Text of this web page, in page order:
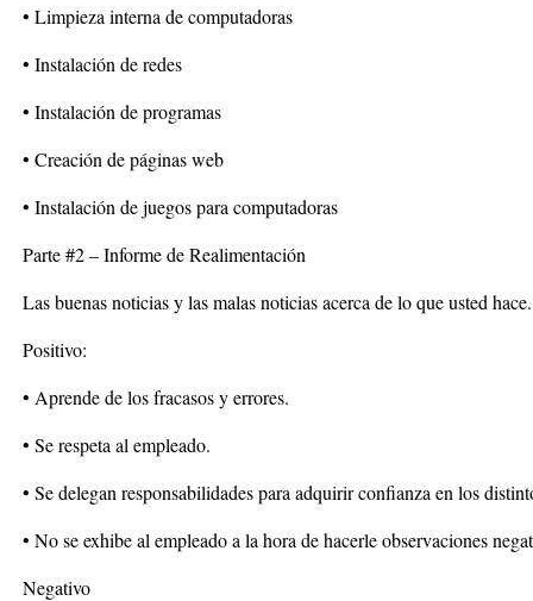
• Limpieza interna de computadoras
• Instalación de redes
• Instalación de programas
• Creación de páginas web
• Instalación de juegos para computadoras
Parte #2 – Informe de Realimentación
Las buenas noticias y las malas noticias acerca de lo que usted hace.
Positivo:
• Aprende de los fracasos y errores.
• Se respeta al empleado.
• Se delegan responsabilidades para adquirir confianza en los
• No se exhibe al empleado a la hora de hacerle observaciones
Negativo